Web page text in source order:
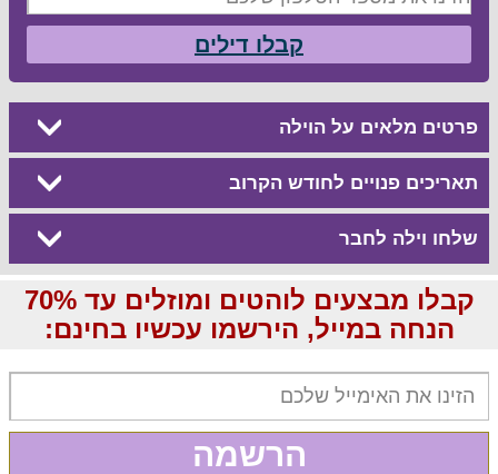
קבלו דילים
פרטים מלאים על הוילה
תאריכים פנויים לחודש הקרוב
שלחו וילה לחבר
קבלו מבצעים לוהטים ומוזלים עד 70%
הנחה במייל, הירשמו עכשיו בחינם:
הרשמה